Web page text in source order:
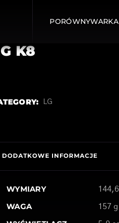
K8
LG
DODATKOWE INFORMACJE
WYMIARY
WAGA 157